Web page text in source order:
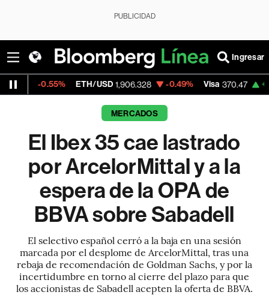
PUBLICIDAD
Ingresar
ETH/USD 1,906.328 -0.49% Visa 370.47 +0.52%
MERCADOS
El Ibex 35 cae lastrado
por ArcelorMittal y a la
espera de la OPA de
BBVA sobre Sabadell
El selectivo español cerró a la baja en una sesión
marcada por el desplome de ArcelorMittal, tras una
rebaja de recomendación de Goldman Sachs, y por la
incertidumbre en torno al cierre del plazo para que
los accionistas de Sabadell acepten la oferta de BBVA.